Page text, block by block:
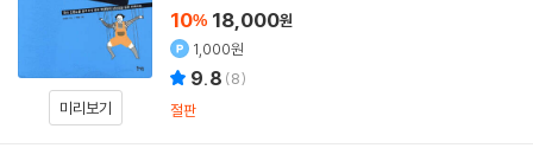
미리보기
10% 18,000원
1,000원
9.8 (8)
절판